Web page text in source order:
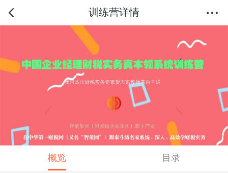
训练营详情
概览 目录